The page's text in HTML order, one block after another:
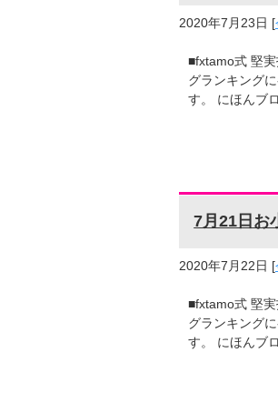
2020年7月23日 [
■fxtamo式 堅
グランキング
す。 にほんブ
7月21日お
2020年7月22日 [
■fxtamo式 堅
グランキング
す。 にほんブ